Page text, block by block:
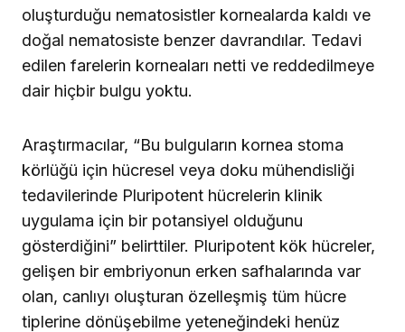
oluşturduğu nematosistler kornealarda kaldı ve
doğal nematosiste benzer davrandılar. Tedavi
edilen farelerin korneaları netti ve reddedilmeye
dair hiçbir bulgu yoktu.
Araştırmacılar, “Bu bulguların kornea stoma
körlüğü için hücresel veya doku mühendisliği
tedavilerinde Pluripotent hücrelerin klinik
uygulama için bir potansiyel olduğunu
gösterdiğini” belirttiler. Pluripotent kök hücreler,
gelişen bir embriyonun erken safhalarında var
olan, canlıyı oluşturan özelleşmiş tüm hücre
tiplerine dönüşebilme yeteneğindeki henüz